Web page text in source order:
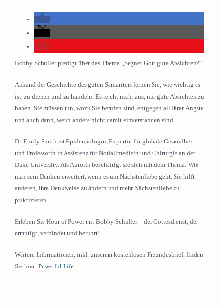
Bobby Schuller predigt über das Thema „Segnet Gott gute Absichten?“.
Anhand der Geschichte des guten Samariters lernen Sie, wie wichtig es
ist, zu dienen und zu handeln. Es reicht nicht aus, nur gute Absichten zu
haben. Sie müssen tun, wozu Sie berufen sind, entgegen all Ihrer Ängste
und auch dann, wenn andere nicht damit einverstanden sind.
Dr. Emily Smith ist Epidemiologin, Expertin für globale Gesundheit
und Professorin in Assistenz für Notfallmedizin und Chirurgie an der
Duke University. Als Autorin beschäftigt sie sich mit dem Thema: Wie
man sein Denken erweitert, wenn es um Nächstenliebe geht. Sie hilft
anderen, ihre Denkweise zu ändern und mehr Nächstenliebe zu
praktizieren.
Erleben Sie Hour of Power mit Bobby Schuller – der Gottesdienst, der
ermutigt, verbindet und berührt!
Weitere Informationen, inkl. unserem kostenlosen Freundesbrief, finden
Sie hier: Powerful Life